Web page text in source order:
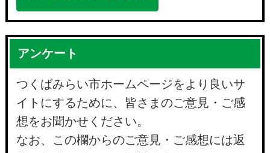
アンケート
つくばみらい市ホームページをより良いサ
イトにするために、皆さまのご意見・ご感
想をお聞かせください。
なお、この欄からのご意見・ご感想には返